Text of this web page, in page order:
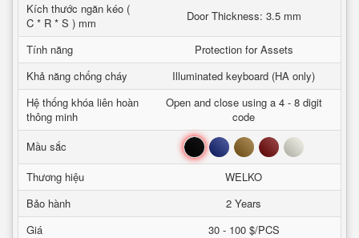
Kích thước ngăn kéo (
C * R * S ) mm
Door Thickness: 3.5 mm
Tính năng
Protection for Assets
Khả năng chống cháy
Illuminated keyboard (HA only)
Hệ thống khóa liên hoàn
thông minh
Open and close using a 4 - 8 digit
code
Mầu sắc
Đen Xanh Nâu Đỏ Trắng
Thương hiệu
WELKO
Bảo hành
2 Years
Giá
30 - 100 $/PCS